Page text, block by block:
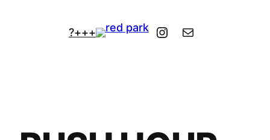
?+++ Instagram
Kontakt